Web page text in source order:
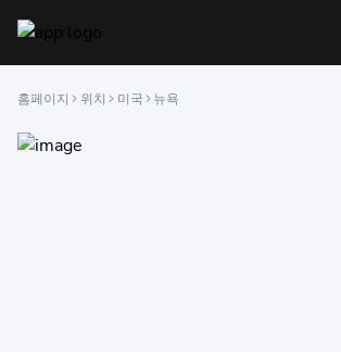
홈페이지 위치 미국 뉴욕